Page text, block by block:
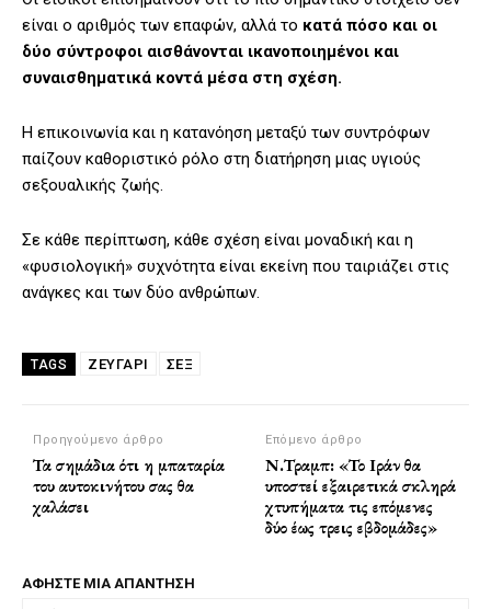
είναι ο αριθμός των επαφών, αλλά το κατά πόσο και οι
δύο σύντροφοι αισθάνονται ικανοποιημένοι και
συναισθηματικά κοντά μέσα στη σχέση.
Η επικοινωνία και η κατανόηση μεταξύ των συντρόφων
παίζουν καθοριστικό ρόλο στη διατήρηση μιας υγιούς
σεξουαλικής ζωής.
Σε κάθε περίπτωση, κάθε σχέση είναι μοναδική και η
«φυσιολογική» συχνότητα είναι εκείνη που ταιριάζει στις
ανάγκες και των δύο ανθρώπων.
TAGS ΖΕΥΓΑΡΙ ΣΕΞ
Προηγούμενο άρθρο
Τα σημάδια ότι η μπαταρία
του αυτοκινήτου σας θα
χαλάσει
Επόμενο άρθρο
Ν.Τραμπ: «Το Ιράν θα
υποστεί εξαιρετικά σκληρά
χτυπήματα τις επόμενες
δύο έως τρεις εβδομάδες»
ΑΦΗΣΤΕ ΜΙΑ ΑΠΑΝΤΗΣΗ